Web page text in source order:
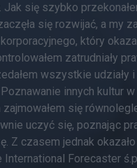
Jak się szybko
się rozwijać, a
który
zatrudniały
wszystkie
innych kultur
się
uczyć się, poznając
Z czasem jednak
Forecaster